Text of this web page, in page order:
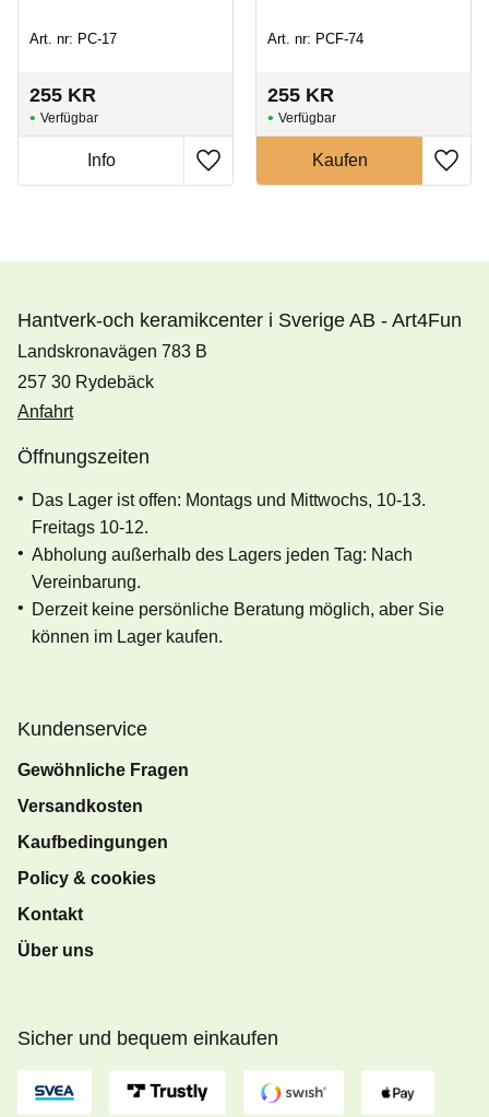
Art. nr: PC-17
255 KR
Art. nr: PCF-74
255 KR
Hantverk-och keramikcenter i Sverige AB - Art4Fun
Landskronavägen 783 B
257 30 Rydebäck
Anfahrt
Öffnungszeiten
Das Lager ist offen: Montags und Mittwochs, 10-13.
Freitags 10-12.
Abholung außerhalb des Lagers jeden Tag: Nach
Vereinbarung.
Derzeit keine persönliche Beratung möglich, aber Sie
können im Lager kaufen.
Kundenservice
Gewöhnliche Fragen
Versandkosten
Kaufbedingungen
Policy & cookies
Kontakt
Über uns
Sicher und bequem einkaufen